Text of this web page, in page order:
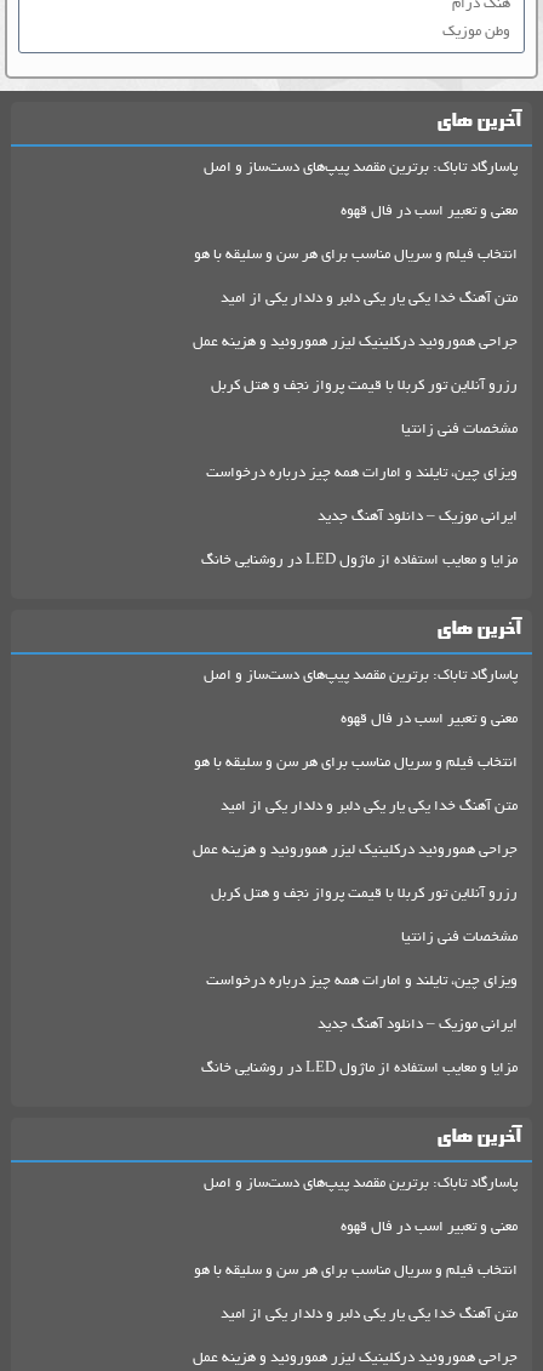
هنگ درام
وطن موزیک
آخرین های
پاسارگاد تاباک: برترین مقصد پیپ‌های دست‌ساز و اصل
معنی و تعبیر اسب در فال قهوه
انتخاب فیلم و سریال مناسب برای هر سن و سلیقه با هو
متن آهنگ خدا یکی یار یکی دلبر و دلدار یکی از امید
جراحی هموروئید درکلینیک لیزر هموروئید و هزینه عمل
رزرو آنلاین تور کربلا با قیمت پرواز نجف و هتل کربل
مشخصات فنی زانتیا
ویزای چین، تایلند و امارات همه چیز درباره درخواست
ایرانی موزیک – دانلود آهنگ جدید
مزایا و معایب استفاده از ماژول LED در روشنایی خانگ
آخرین های
پاسارگاد تاباک: برترین مقصد پیپ‌های دست‌ساز و اصل
معنی و تعبیر اسب در فال قهوه
انتخاب فیلم و سریال مناسب برای هر سن و سلیقه با هو
متن آهنگ خدا یکی یار یکی دلبر و دلدار یکی از امید
جراحی هموروئید درکلینیک لیزر هموروئید و هزینه عمل
رزرو آنلاین تور کربلا با قیمت پرواز نجف و هتل کربل
مشخصات فنی زانتیا
ویزای چین، تایلند و امارات همه چیز درباره درخواست
ایرانی موزیک – دانلود آهنگ جدید
مزایا و معایب استفاده از ماژول LED در روشنایی خانگ
آخرین های
پاسارگاد تاباک: برترین مقصد پیپ‌های دست‌ساز و اصل
معنی و تعبیر اسب در فال قهوه
انتخاب فیلم و سریال مناسب برای هر سن و سلیقه با هو
متن آهنگ خدا یکی یار یکی دلبر و دلدار یکی از امید
جراحی هموروئید درکلینیک لیزر هموروئید و هزینه عمل